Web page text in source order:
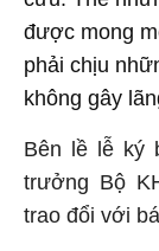
được mong
phải chịu
không gây
Bên lề lễ ký
trưởng Bộ
trao đổi với